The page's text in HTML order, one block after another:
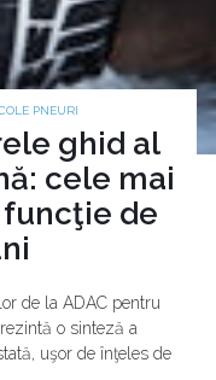
PNEURI
ghid al
cele mai
de
de la ADAC pentru
o sinteză a
uşor de înţeles de